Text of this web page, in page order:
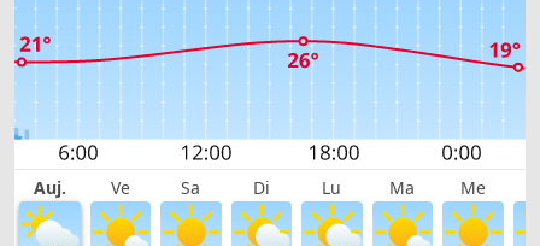
Auj. Ve Sa Di Lu Ma Me